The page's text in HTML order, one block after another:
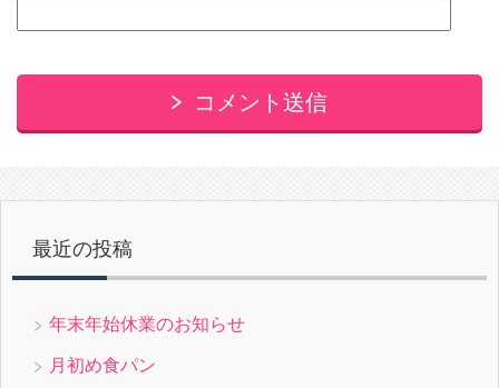
コメント送信
最近の投稿
年末年始休業のお知らせ
月初め食パン